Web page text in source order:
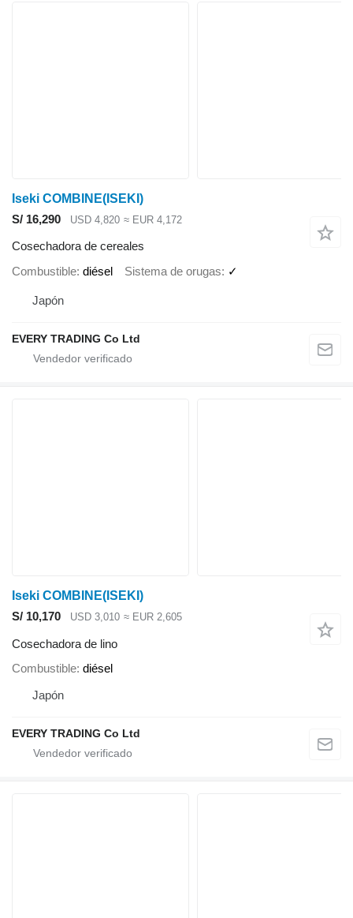
Iseki COMBINE(ISEKI)
S/ 16,290
USD 4,820 ≈ EUR 4,172
Cosechadora de cereales
Combustible diésel Sistema de orugas ✓
Japón
EVERY TRADING Co Ltd
Iseki COMBINE(ISEKI)
S/ 10,170
USD 3,010 ≈ EUR 2,605
Cosechadora de lino
Combustible diésel
Japón
EVERY TRADING Co Ltd